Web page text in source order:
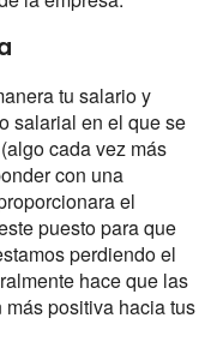
tu salario y
salarial en el que se
cada vez más
con una
el
puesto para que
perdiendo el
hace que las
positiva hacia tus